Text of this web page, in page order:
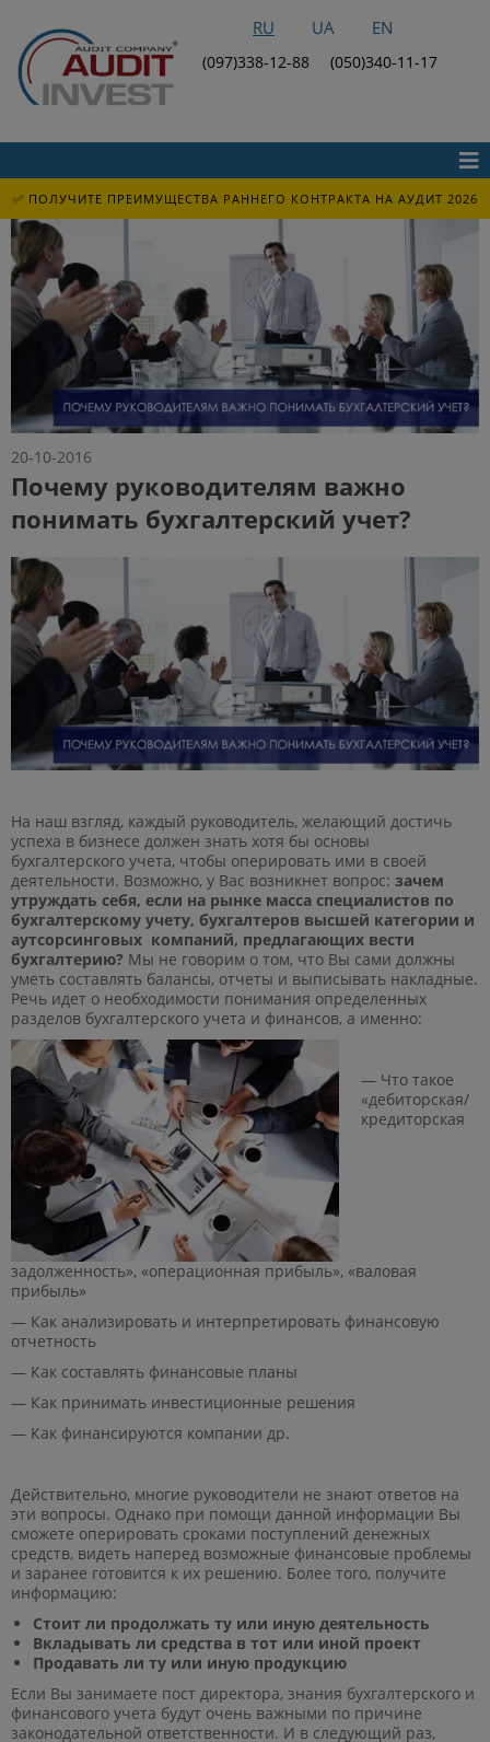
RU UA EN
(097)338-12-88 (050)340-11-17
✅ ПОЛУЧИТЕ ПРЕИМУЩЕСТВА РАННЕГО КОНТРАКТА НА АУДИТ 2026
20-10-2016
Почему руководителям важно
понимать бухгалтерский учет?
На наш взгляд, каждый руководитель, желающий достичь
успеха в бизнесе должен знать хотя бы основы
бухгалтерского учета, чтобы оперировать ими в своей
деятельности. Возможно, у Вас возникнет вопрос: зачем
утруждать себя, если на рынке масса специалистов по
бухгалтерскому учету, бухгалтеров высшей категории и
аутсорсинговых компаний, предлагающих вести
бухгалтерию? Мы не говорим о том, что Вы сами должны
уметь составлять балансы, отчеты и выписывать накладные.
Речь идет о необходимости понимания определенных
разделов бухгалтерского учета и финансов, а именно:
— Что такое
«дебиторская/
кредиторская
задолженность», «операционная прибыль», «валовая
прибыль»
— Как анализировать и интерпретировать финансовую
отчетность
— Как составлять финансовые планы
— Как принимать инвестиционные решения
— Как финансируются компании др.
Действительно, многие руководители не знают ответов на
эти вопросы. Однако при помощи данной информации Вы
сможете оперировать сроками поступлений денежных
средств, видеть наперед возможные финансовые проблемы
и заранее готовится к их решению. Более того, получите
информацию:
Стоит ли продолжать ту или иную деятельность
Вкладывать ли средства в тот или иной проект
Продавать ли ту или иную продукцию
Если Вы занимаете пост директора, знания бухгалтерского и
финансового учета будут очень важными по причине
законодательной ответственности. И в следующий раз,